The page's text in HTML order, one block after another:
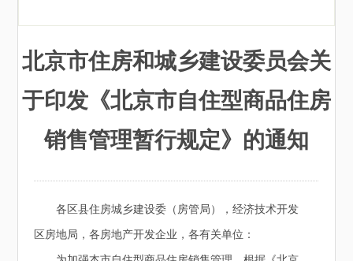
北京市住房和城乡建设委员会关
于印发《北京市自住型商品住房
销售管理暂行规定》的通知
各区县住房城乡建设委（房管局），经济技术开发
区房地局，各房地产开发企业，各有关单位：